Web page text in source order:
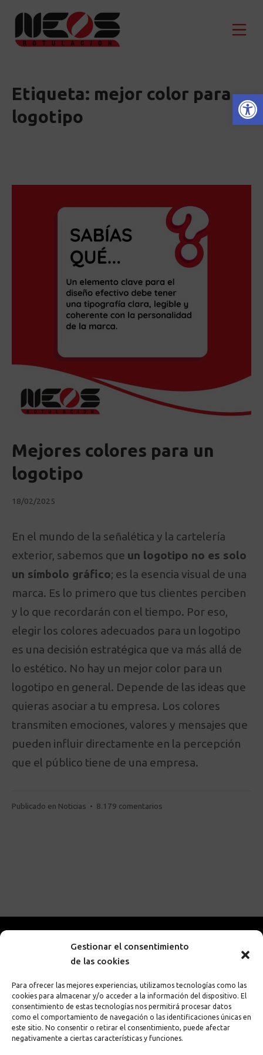
Gestionar el consentimiento
de las cookies
Para ofrecer las mejores experiencias, utilizamos tecnologías como las
cookies para almacenar y/o acceder a la información del dispositivo. El
consentimiento de estas tecnologías nos permitirá procesar datos
como el comportamiento de navegación o las identificaciones únicas en
este sitio. No consentir o retirar el consentimiento, puede afectar
negativamente a ciertas características y funciones.
contenido
Etiqueta: mejor color para
logotipo
Mejores colores para un
logotipo
18/02/2025
En el mundo de la señalética y la cartelería
exterior, sabemos que un logotipo no es solo
un símbolo gráfico; es la esencia visual de una
marca. Es lo primero que tus clientes perciben
y lo que recordarán con el tiempo. Por eso,
elegir los colores adecuados para un logotipo
es una decisión estratégica que va más allá de
lo estético. No hay un mejor color para un
logotipo en general. Depende de las ideas que
quieras asociar a tu empresa. Los colores
transmiten emociones, valores y mensajes que
pueden influir directamente en la percepción
que el público tiene de una empresa.
Publicado en Noticias • 8.179 comentarios
651 38 97 30
Abrir barra de herramientas